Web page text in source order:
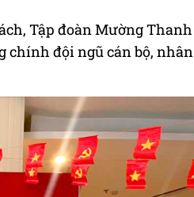
Tập đoàn Mường Thanh
chính đội ngũ cán bộ, nhân